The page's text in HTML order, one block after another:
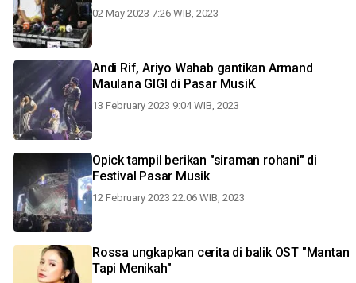
02 May 2023 7:26 WIB, 2023
Andi Rif, Ariyo Wahab gantikan Armand
Maulana GIGI di Pasar MusiK
13 February 2023 9:04 WIB, 2023
Opick tampil berikan "siraman rohani" di
Festival Pasar Musik
12 February 2023 22:06 WIB, 2023
Rossa ungkapkan cerita di balik OST "Mantan
Tapi Menikah"